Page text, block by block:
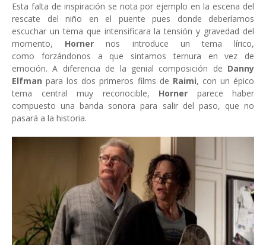
Esta falta de inspiración se nota por ejemplo en la escena del
rescate del niño en el puente pues donde deberíamos
escuchar un tema que intensificara la tensión y gravedad del
momento, Hornernos introduce un tema lírico,
como forzándonos a que sintamos ternura en vez de
emoción. A diferencia de la genial composición de Danny
Elfman para los dos primeros films de Raimi, con un épico
tema central muy reconocible, Horner parece haber
compuesto una banda sonora para salir del paso, que no
pasará a la historia.